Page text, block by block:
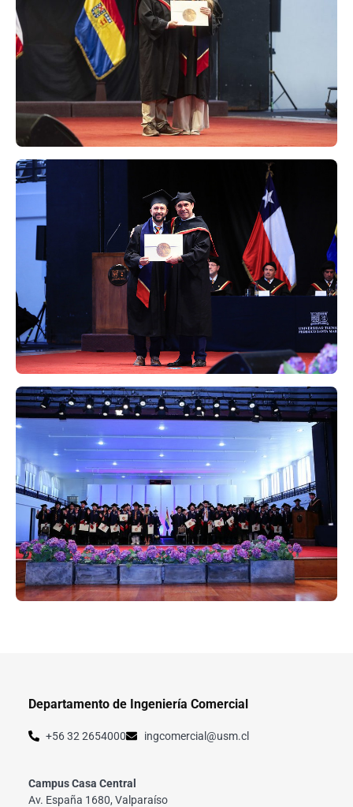
Departamento de Ingeniería Comercial
+56 32 2654000 ingcomercial@usm.cl
Campus Casa Central
Av. España 1680, Valparaíso